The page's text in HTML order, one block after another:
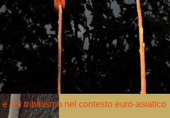
sul tribalismo nel contesto euro-asiatico